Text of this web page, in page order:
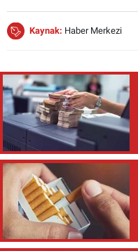
Kaynak: Haber Merkezi